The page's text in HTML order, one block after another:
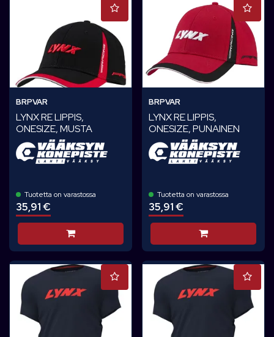
BRPVAR
LYNX RE LIPPIS,
ONESIZE, MUSTA
Tuotetta on varastossa
35,91 €
Lisää koriin
BRPVAR
LYNX RE LIPPIS,
ONESIZE, PUNAINEN
Tuotetta on varastossa
35,91 €
Lisää koriin